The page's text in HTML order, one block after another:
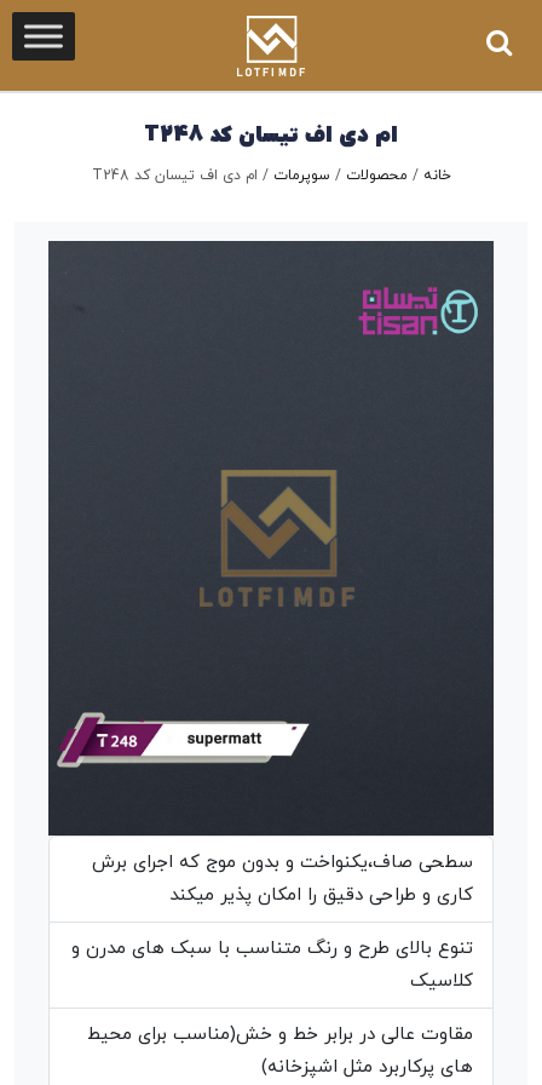
ام دی اف تیسان کد T248
خانه / محصولات / سوپرمات / ام دی اف تیسان کد T248
سطحی صاف،یکنواخت و بدون موج که اجرای برش
کاری و طراحی دقیق را امکان پذیر میکند
تنوع بالای طرح و رنگ متناسب با سبک های مدرن و
کلاسیک
مقاوت عالی در برابر خط و خش(مناسب برای محیط
های پرکاربرد مثل اشپزخانه)